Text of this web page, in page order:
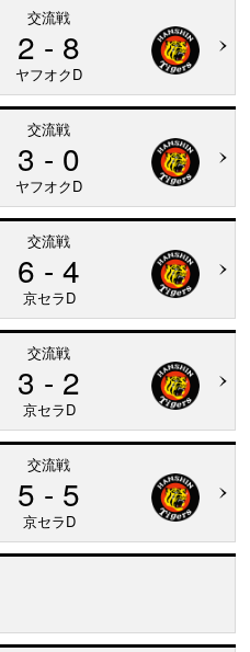
交流戦
2 - 8
ヤフオクD
交流戦
3 - 0
ヤフオクD
交流戦
6 - 4
京セラD
交流戦
3 - 2
京セラD
交流戦
5 - 5
京セラD